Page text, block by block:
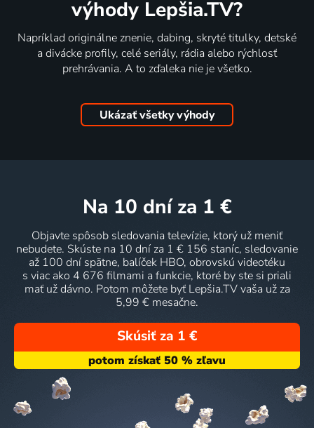
výhody Lepšia.TV?
Napríklad originálne znenie, dabing, skryté titulky, detské
a divácke profily, celé seriály, rádia alebo rýchlosť
prehrávania. A to zďaleka nie je všetko.
Ukázať všetky výhody
na 10 dní za 1 €
Objavte spôsob sledovania televízie, ktorý už meniť
nebudete. Skúste na 10 dní za 1 € 156 staníc, sledovanie
až 100 dní spätne, balíček HBO, obrovskú videotéku
s viac ako 4 676 filmami a funkcie, ktoré by ste si priali
mať už dávno. Potom môžete byť Lepšia.TV vaša už za
5,99 € mesačne.
Skúsiť za 1 €